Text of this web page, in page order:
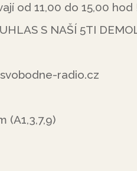
od 11,00 do 15,00 hod
S NAŠÍ 5TI
radio.cz
(A1,3,7,9)